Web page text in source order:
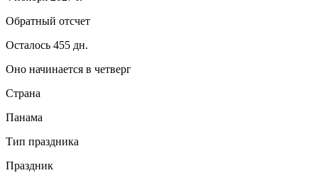
Обратный отсчет
Осталось 455 дн.
Оно начинается в четверг
Страна
Панама
Тип праздника
Праздник